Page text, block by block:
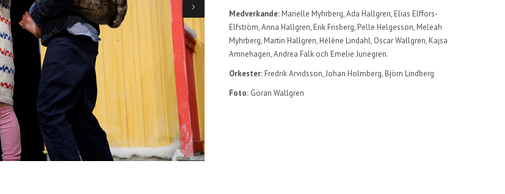
Medverkande:Marielle Myhrberg, Ada Hallgren, Elias Elffors-
Elfström, Anna Hallgren, Erik Frisberg, Pelle Helgesson, Meleah
Myhrberg, Martin Hallgren, Hélène Lindahl, Oscar Wallgren, Kajsa
Amnehagen, Andrea Falk och Emelie Junegren.
Orkester:Fredrik Arvidsson, Johan Holmberg, Björn Lindberg
Foto:Göran Wallgren